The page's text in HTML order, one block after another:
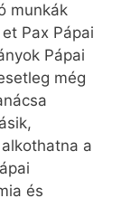
munkák
Pax Pápai
Pápai
még
a
és